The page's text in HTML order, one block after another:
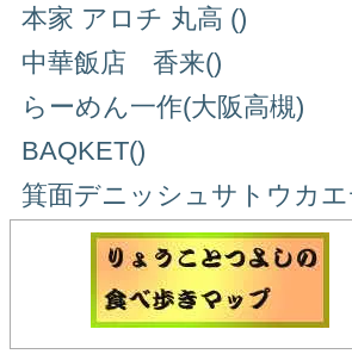
本家 アロチ 丸高 ()
中華飯店 香来()
らーめん一作(大阪高槻)
BAQKET()
箕面デニッシュサトウカ